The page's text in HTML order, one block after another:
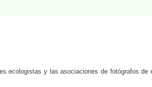
ecologistas y lasasociaciones de fotógrafos